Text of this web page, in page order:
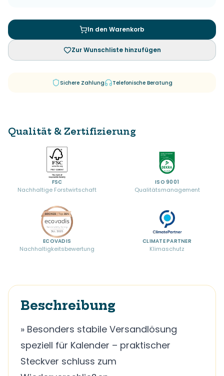
In den Warenkorb
Zur Wunschliste hinzufügen
Sichere Zahlung Telefonische Beratung
Qualität & Zertifizierung
FSC
Nachhaltige Forstwirtschaft
ISO 9001
Qualitätsmanagement
ECOVADIS
Nachhaltigkeitsbewertung
CLIMATE PARTNER
Klimaschutz
Beschreibung
» Besonders stabile Versandlösung
speziell für Kalender – praktischer
Steckver schluss zum